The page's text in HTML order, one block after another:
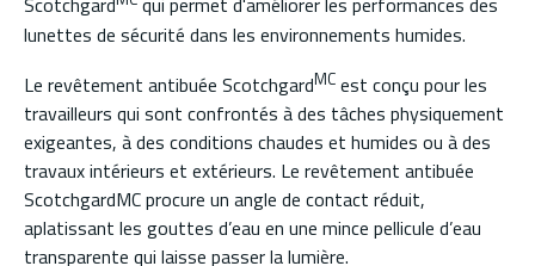
lunettes de sécurité dans les environnements humides.
Le revêtement antibuée ScotchgardMC est conçu pour les
travailleurs qui sont confrontés à des tâches physiquement
exigeantes, à des conditions chaudes et humides ou à des
travaux intérieurs et extérieurs. Le revêtement antibuée
ScotchgardMC procure un angle de contact réduit,
aplatissant les gouttes d’eau en une mince pellicule d’eau
transparente qui laisse passer la lumière.